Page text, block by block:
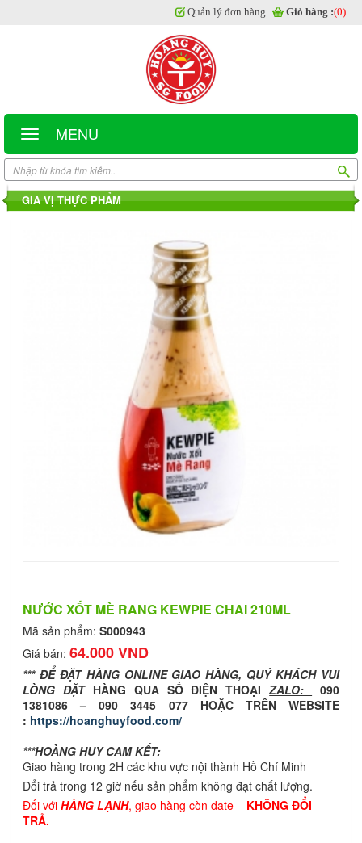
MENU
Quản lý đơn hàng Giỏ hàng :(0)
GIA VỊ THỰC PHẨM
NƯỚC XỐT MÈ RANG KEWPIE CHAI 210ML
Mã sản phẩm: S000943
Giá bán: 64.000 VND
*** ĐỂ ĐẶT HÀNG ONLINE GIAO HÀNG, QUÝ KHÁCH VUI
LÒNG ĐẶTHÀNG QUA SỐ ĐIỆN THOẠIZALO:
090
1381086 – 090 3445 077 HOẶC TRÊN WEBSITE
: https://hoanghuyfood.com/
***HOÀNG HUY CAM KẾT:
Giao hàng trong 2H các khu vực nội thành Hồ Chí Minh
Đổi trả trong 12 giờ nếu sản phẩm không đạt chất lượng.
Đối với HÀNG LẠNH, giao hàng còn date – KHÔNG ĐỔI
TRẢ.